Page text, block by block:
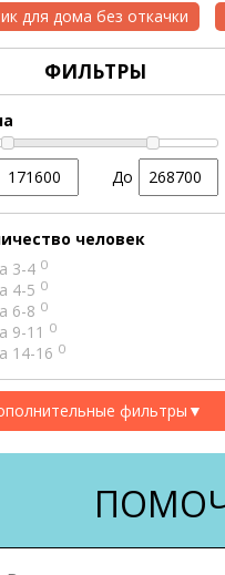
для дома без откачки
ФИЛЬТРЫ
До
человек
3-4 0
4-5 0
6-8 0
9-11 0
14-16 0
фильтры ▼